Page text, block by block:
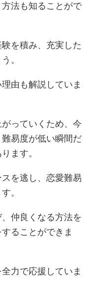
法も知ることがで
を積み、充実した
。
由も解説していま
っていくため、今
易度が低い瞬間だ
ます。
を逃し、恋愛難易
。
仲良くなる方法を
ることができま
力で応援していま